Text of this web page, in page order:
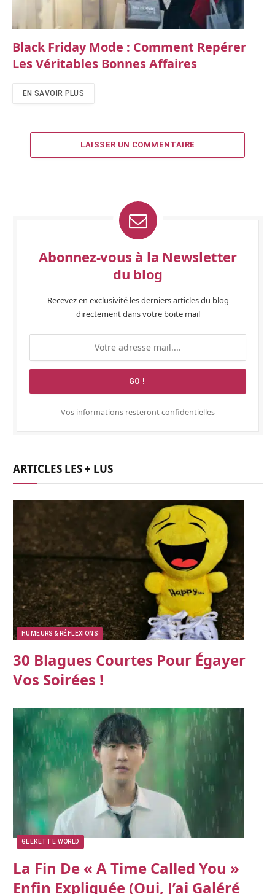
Black Friday Mode : Comment Repérer
Les Véritables Bonnes Affaires
EN SAVOIR PLUS
LAISSER UN COMMENTAIRE
Abonnez-vous à la Newsletter
du blog
Recevez en exclusivité les derniers articles du blog
directement dans votre boite mail
Vos informations resteront confidentielles
ARTICLES LES + LUS
HUMEURS & RÉFLEXIONS
30 Blagues Courtes Pour Égayer
Vos Soirées !
GEEKETTE WORLD
La Fin De « A Time Called You »
Enfin Expliquée (oui, J’ai Galéré